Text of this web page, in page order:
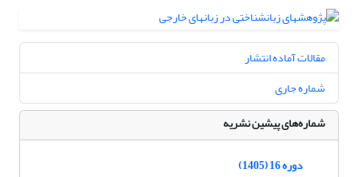
مقالات آماده انتشار
شماره جاری
شماره‌های پیشین نشریه
دوره 16 (1405)